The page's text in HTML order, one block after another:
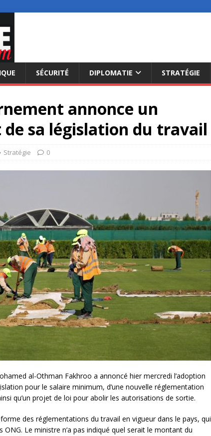
SÉCURITÉ DIPLOMATIE STRATÉGIE
annonce un
de sa législation du travail
Stratégie 0
al-Othman Fakhroo a annoncé hier mercredi l’adoption
pour le salaire minimum, d’une nouvelle réglementation
qu’un projet de loi pour abolir les autorisations de sortie.
des réglementations du travail en vigueur dans le pays, qui
Le ministre n’a pas indiqué quel serait le montant du